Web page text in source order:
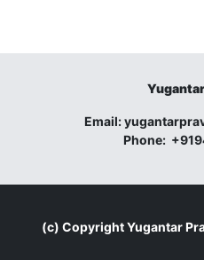
Email:
Phone:
(c) CopyrightYugantar